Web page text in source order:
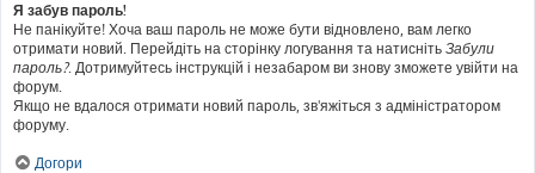
Я забув пароль!
Не панікуйте! Хоча ваш пароль не може бути відновлено, вам легко
отримати новий. Перейдіть на сторінку логування та натисніть Забули
пароль?. Дотримуйтесь інструкцій і незабаром ви знову зможете увійти на
форум.
Якщо не вдалося отримати новий пароль, зв'яжіться з адміністратором
форуму.
Догори